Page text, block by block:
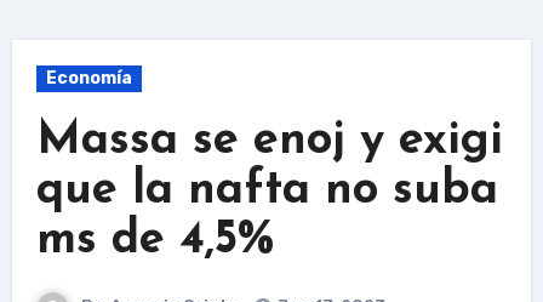
Economía
Massa se enoj y exigi
que la nafta no suba
ms de 4,5%